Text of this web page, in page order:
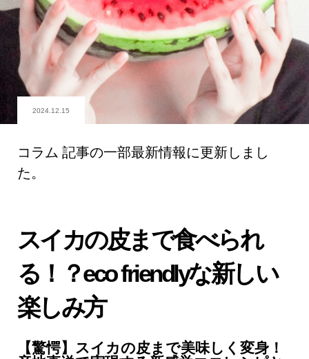
2024.12.15
コラム 記事の一部最新情報に更新しまし
た。
スイカの皮まで食べられ
る！？eco friendlyな新しい
楽しみ方
【驚愕】スイカの皮まで美味しく変身！